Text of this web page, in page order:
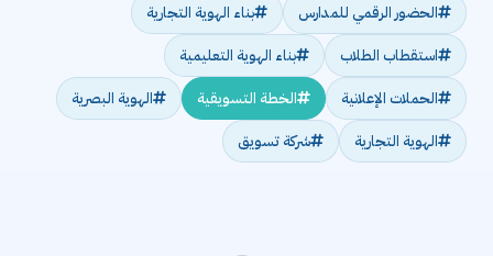
الحضور الرقمي للمدارس
بناء الهوية التجارية
استقطاب الطلاب
بناء الهوية التعليمية
الحملات الإعلانية
الخطة التسويقية
الهوية البصرية
الهوية التجارية
شركة تسويق